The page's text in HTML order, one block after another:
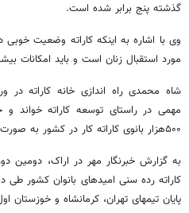
گذشته پنج برابر شده است.
وی با اشاره به اینکه کاراته وضعیت
مورد استقبال زنان است و باید امکانات
شاه محمدی راه اندازی خانه کاراته در
۵۰۰‬هزار بانوی کاراته کار در کشور به صورت سازمان یافته فعالیت دارند.
به گزارش خبرنگار مهر در اراک، دومین
کاراته رده سنی امیدهای بانوان کشور طی
پایان تیمهای تهران، کرمانشاه و خوزستان